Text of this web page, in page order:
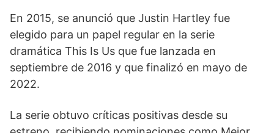
​En 2015, se anunció que Justin Hartley fue
elegido para un papel regular en la serie
dramática This Is Us que fue lanzada en
septiembre de 2016 y que finalizó en mayo de
2022.
La serie obtuvo críticas positivas desde su